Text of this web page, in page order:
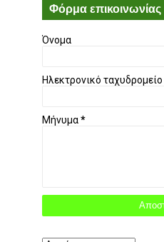
Φόρμα επικοινωνίας
Όνομα
Ηλεκτρονικό ταχυδρομείο
Μήνυμα*